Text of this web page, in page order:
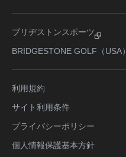
ブリヂストンスポーツ
BRIDGESTONE GOLF（USA）
利用規約
サイト利用条件
プライバシーポリシー
個人情報保護基本方針